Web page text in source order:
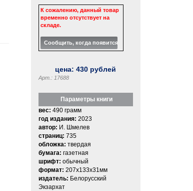
К сожалению, данный товар
временно отсутствует на
складе.
цена:430 рублей
Арт.: 17688
Параметры книги
вес: 490 грамм
год издания: 2023
автор: И. Шмелев
страниц: 735
обложка: твердая
бумага: газетная
шрифт: обычный
формат: 207x133x31мм
издатель: Белорусский
Экзархат